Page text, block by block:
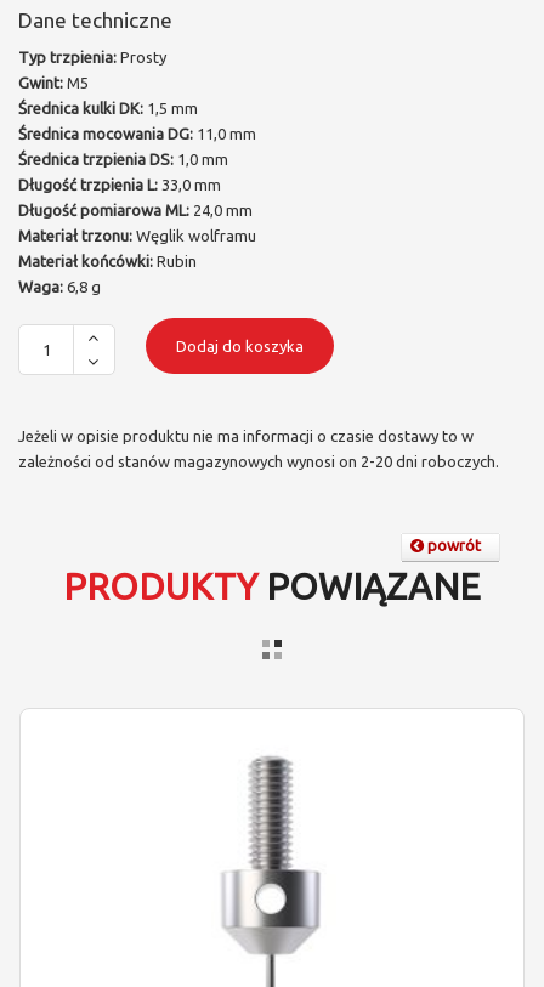
Dane techniczne
Typ trzpienia: Prosty
Gwint: M5
Średnica kulki DK: 1,5 mm
Średnica mocowania DG: 11,0 mm
Średnica trzpienia DS: 1,0 mm
Długość trzpienia L: 33,0 mm
Długość pomiarowa ML: 24,0 mm
Materiał trzonu: Węglik wolframu
Materiał końcówki: Rubin
Waga: 6,8 g
Dodaj do koszyka
Jeżeli w opisie produktu nie ma informacji o czasie dostawy to w
zależności od stanów magazynowych wynosi on 2-20 dni roboczych.
powrót
PRODUKTYPOWIĄZANE